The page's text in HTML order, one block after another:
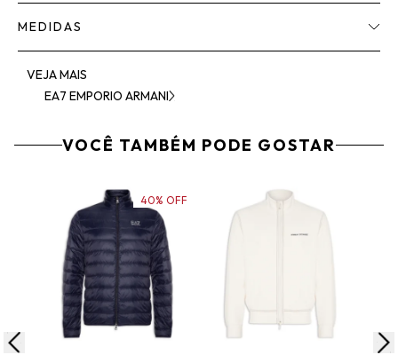
MEDIDAS
VEJA MAIS
EA7 EMPORIO ARMANI
VOCÊ TAMBÉM PODE GOSTAR
ADICIONAR AO CARRINHO
40% OFF
ADICIONAR AO CARRINHO